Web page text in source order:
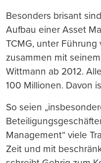
Besonders brisant
Aufbau einer Asset
TCMG, unter Führung
zusammen mit
Wittmann ab 2012.
100 Millionen. Davon
So seien
Management“ viele
Zeit und mit